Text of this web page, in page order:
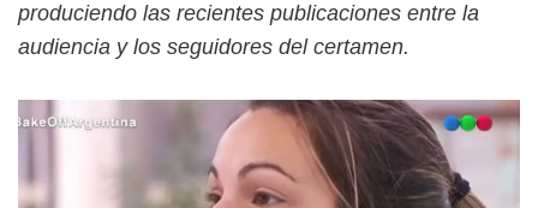
produciendo las recientes publicaciones entre la
audiencia y los seguidores del certamen.